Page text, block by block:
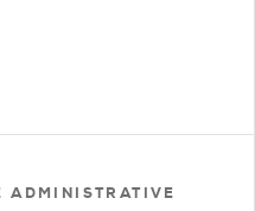
ADMINISTRATIVE